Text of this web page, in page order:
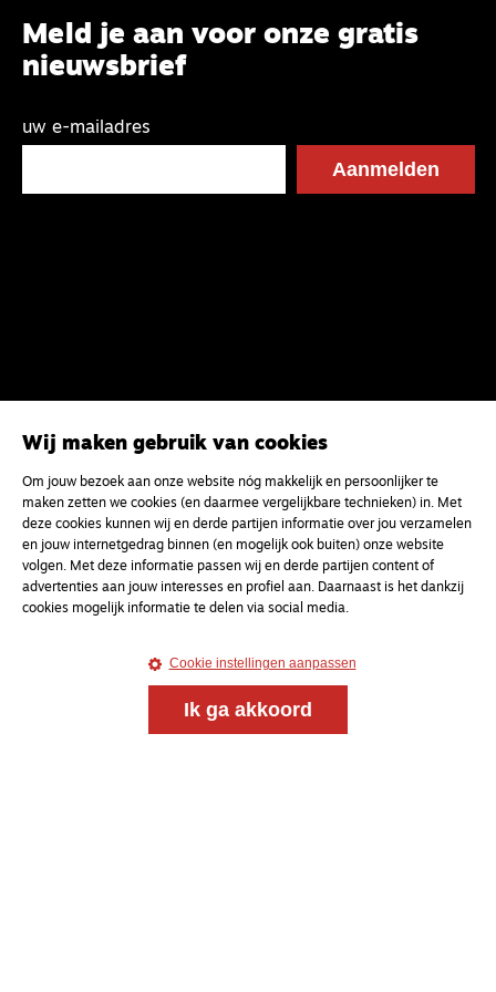
Meld je aan voor onze gratis
nieuwsbrief
uw e-mailadres
Magazine
Onderweg
Onderweg is een platform voor ontmoeting, vorming
en gesprek voor christenen onderweg, in het bijzonder
Kvk-nummer 33277063
Wij maken gebruik van cookies
Om jouw bezoek aan onze website nóg makkelijk en persoonlijker te
maken zetten we cookies (en daarmee vergelijkbare technieken) in. Met
deze cookies kunnen wij en derde partijen informatie over jou verzamelen
en jouw internetgedrag binnen (en mogelijk ook buiten) onze website
volgen. Met deze informatie passen wij en derde partijen content of
advertenties aan jouw interesses en profiel aan. Daarnaast is het dankzij
cookies mogelijk informatie te delen via social media.
Cookie instellingen aanpassen
Ik ga akkoord